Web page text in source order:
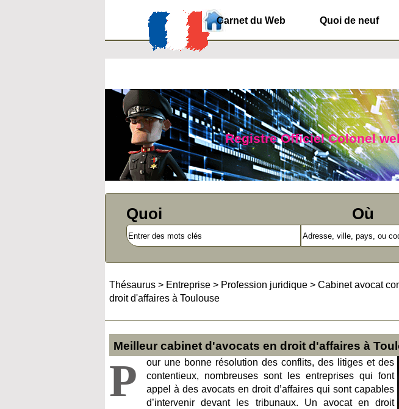
Carnet du Web Quoi de neuf
Registre Officiel Colonel
Quoi Où
Thésaurus > Entreprise > Profession juridique > Cabinet avocat
droit d'affaires à Toulouse
Meilleur cabinet d'avocats en droit d'affaires à
P
our une bonne résolution des conflits, des litiges et des
contentieux, nombreuses sont les entreprises qui font
appel à des avocats en droit d’affaires qui sont capables
d’intervenir devant les tribunaux. Un avocat en droit